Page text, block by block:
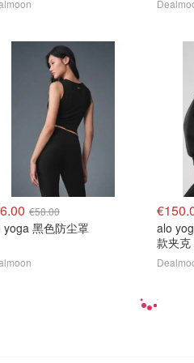
€58.00
yoga 黑色防尘罩
alo
款夹克